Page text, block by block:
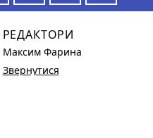
РЕДАКТОРИ
Максим Фарина
Звернутися